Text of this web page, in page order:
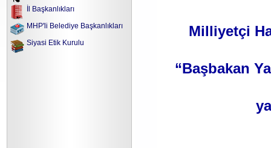
İl Başkanlıkları
MHP'li Belediye Başkanlıkları
Siyasi Etik Kurulu
Milliyetçi
“Başbakan